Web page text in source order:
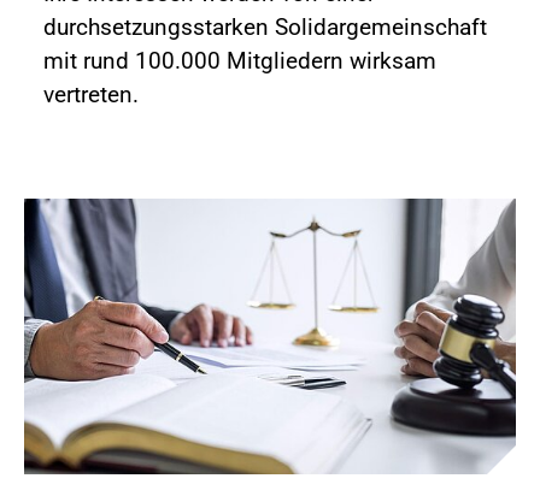
durchsetzungsstarken Solidargemeinschaft
mit rund 100.000 Mitgliedern wirksam
vertreten.